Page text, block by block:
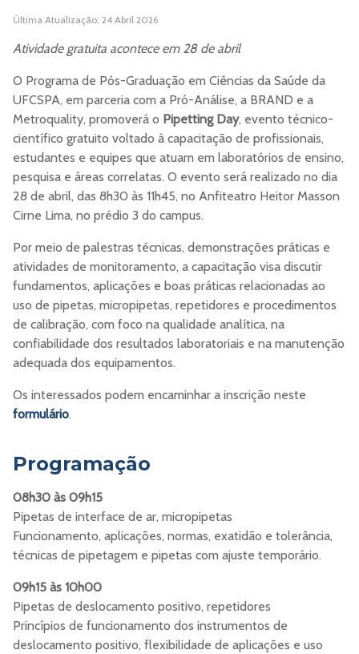
Última Atualização: 24 Abril 2026
Atividade gratuita acontece em 28 de abril
O Programa de Pós-Graduação em Ciências da Saúde da
UFCSPA, em parceria com a Pró-Análise, a BRAND e a
Metroquality, promoverá o Pipetting Day, evento técnico-
científico gratuito voltado à capacitação de profissionais,
estudantes e equipes que atuam em laboratórios de ensino,
pesquisa e áreas correlatas. O evento será realizado no dia
28 de abril, das 8h30 às 11h45, no Anfiteatro Heitor Masson
Cirne Lima, no prédio 3 do campus.
Por meio de palestras técnicas, demonstrações práticas e
atividades de monitoramento, a capacitação visa discutir
fundamentos, aplicações e boas práticas relacionadas ao
uso de pipetas, micropipetas, repetidores e procedimentos
de calibração, com foco na qualidade analítica, na
confiabilidade dos resultados laboratoriais e na manutenção
adequada dos equipamentos.
Os interessados podem encaminhar a inscrição neste
formulário.
Programação
08h30 às 09h15
Pipetas de interface de ar, micropipetas
Funcionamento, aplicações, normas, exatidão e tolerância,
técnicas de pipetagem e pipetas com ajuste temporário.
09h15 às 10h00
Pipetas de deslocamento positivo, repetidores
Princípios de funcionamento dos instrumentos de
deslocamento positivo, flexibilidade de aplicações e uso